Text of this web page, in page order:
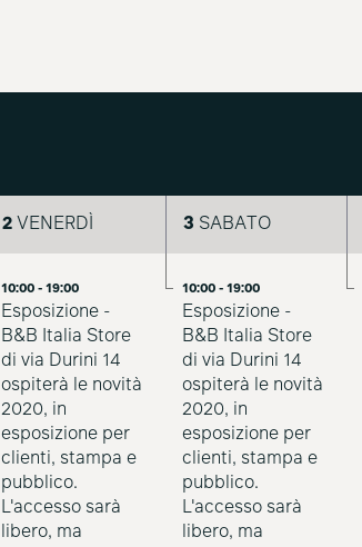
2 VENERDÌ
10:00 - 19:00
Esposizione -
B&B Italia Store
di via Durini 14
ospiterà le novità
2020, in
esposizione per
clienti, stampa e
pubblico.
L'accesso sarà
libero, ma
3 SABATO
10:00 - 19:00
Esposizione -
B&B Italia Store
di via Durini 14
ospiterà le novità
2020, in
esposizione per
clienti, stampa e
pubblico.
L'accesso sarà
libero, ma